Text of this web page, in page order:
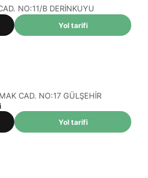
NO:11/B DERİNKUYU
Yol tarifi
CAD. NO:17 GÜLŞEHİR
Yol tarifi